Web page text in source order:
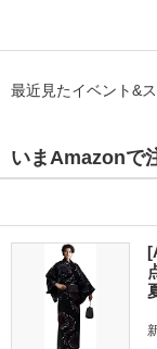
最近見たイベント&
いまAmazonで